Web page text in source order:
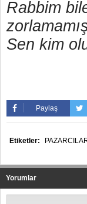
Rabbim
Sen kim
Paylaş
Etiketler:
Yorumlar